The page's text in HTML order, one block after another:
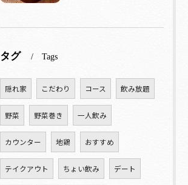
タグ Tags
隠れ家 こだわり コース 飲み放題
野菜 野菜巻き 一人飲み
カウンター 地鶏 おすすめ
テイクアウト ちょい飲み デート